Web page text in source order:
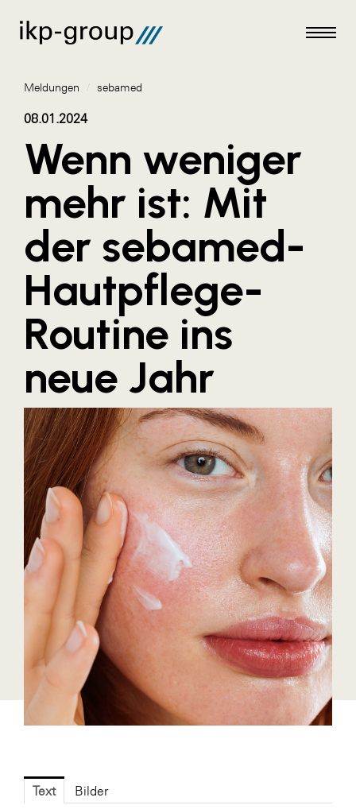
Meldungen
AKTUELLES
ACO
ALEX Krems
Amazon Web Services
Artweger
AustroCel Hallein
Blaguss
Cineplexx
Colmobil Austria
Controller Institut
Darbo
Designer Outlets Parndorf und Salzburg
DOMOFERM
Essity
EY
FG UBIT Salzburg
foodaffairs
Fressnapf
FV Energierohstoff & Kraftstoff
Gardena
Meldungen / sebamed
08.01.2024
Wenn weniger
mehr ist: Mit
der sebamed-
Hautpflege-
Routine ins
neue Jahr
Text Bilder